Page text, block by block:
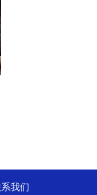
我们